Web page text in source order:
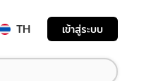
TH เข้าสู่ระบบ